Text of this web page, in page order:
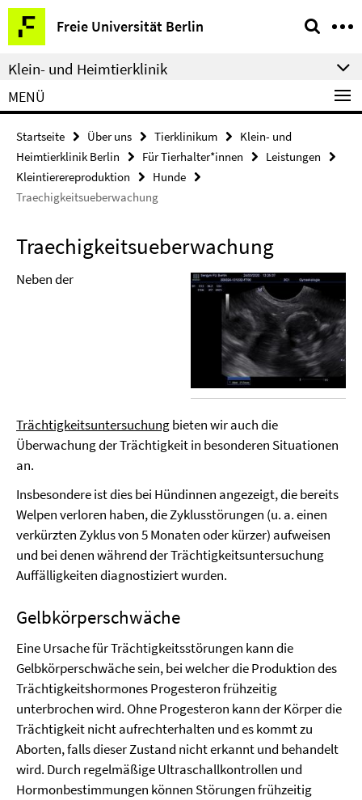
Springe
direkt
zu
Inhalt
Freie Universität Berlin
Service-
Navigation
Klein- und Heimtierklinik
MENÜ
Startseite Über uns Tierklinikum
Klein- und
Heimtierklinik Berlin
Für Tierhalter*innen
Leistungen
Kleintierereproduktion
Hunde
Traechigkeitsueberwachung
Traechigkeitsueberwachung
Neben der
Trächtigkeitsuntersuchungbieten wir auch die
Überwachung der Trächtigkeit in besonderen Situationen
an.
Insbesondere ist dies bei Hündinnen angezeigt, die bereits
Welpen verloren haben, die Zyklusstörungen (u. a. einen
verkürzten Zyklus von 5 Monaten oder kürzer) aufweisen
und bei denen während der Trächtigkeitsuntersuchung
Auffälligkeiten diagnostiziert wurden.
Gelbkörperschwäche
Eine Ursache für Trächtigkeitsstörungen kann die
Gelbkörperschwäche sein, bei welcher die Produktion des
Trächtigkeitshormones Progesteron frühzeitig
unterbrochen wird. Ohne Progesteron kann der Körper die
Trächtigkeit nicht aufrechterhalten und es kommt zu
Aborten, falls dieser Zustand nicht erkannt und behandelt
wird. Durch regelmäßige Ultraschallkontrollen und
Hormonbestimmungen können Störungen frühzeitig